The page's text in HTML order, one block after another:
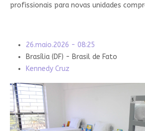
profissionais para novas unidades
26.maio.2026 - 08:25
Brasília (DF) - Brasil de Fato
Kennedy Cruz